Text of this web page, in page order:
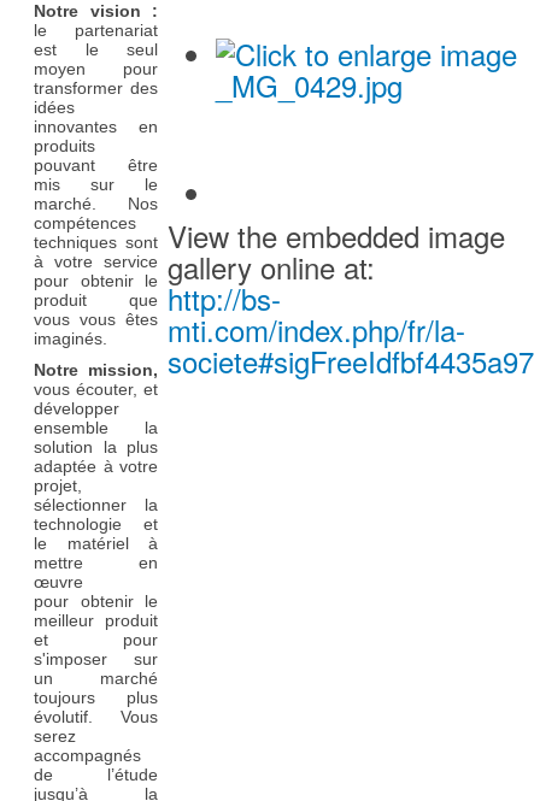
Notre vision :
le partenariat
est le seul
moyen pour
transformer des
idées
innovantes en
produits
pouvant être
mis sur le
marché. Nos
compétences
techniques sont
à votre service
pour obtenir le
produit que
vous vous êtes
imaginés.
Notre mission,
vous écouter, et
développer
ensemble la
solution la plus
adaptée à votre
projet,
sélectionner la
technologie et
le matériel à
mettre en
œuvre
pour obtenir le
meilleur produit
et pour
s'imposer sur
un marché
toujours plus
évolutif. Vous
serez
accompagnés
de l’étude
jusqu’à la
View the embedded image
gallery online at:
http://bs-
mti.com/index.php/fr/la-
societe#sigFreeIdfbf4435a97